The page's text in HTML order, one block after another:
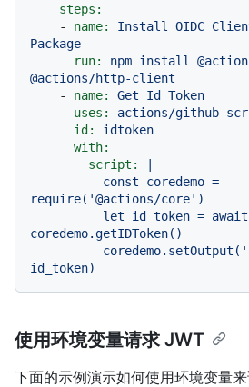
steps:
-
name: Install OIDC
Package
run:
npm install
@actions/http-client
-
name: Get Id
Token
uses:
actions/github-
id:
idtoken
with:
script:
require('@actions/core')
coredemo.getIDToken()
使用环境变量请求 JWT
下面的示例演示如何使用环境变量